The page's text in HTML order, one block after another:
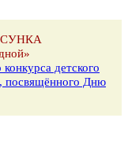
детского
посвящённого Дню